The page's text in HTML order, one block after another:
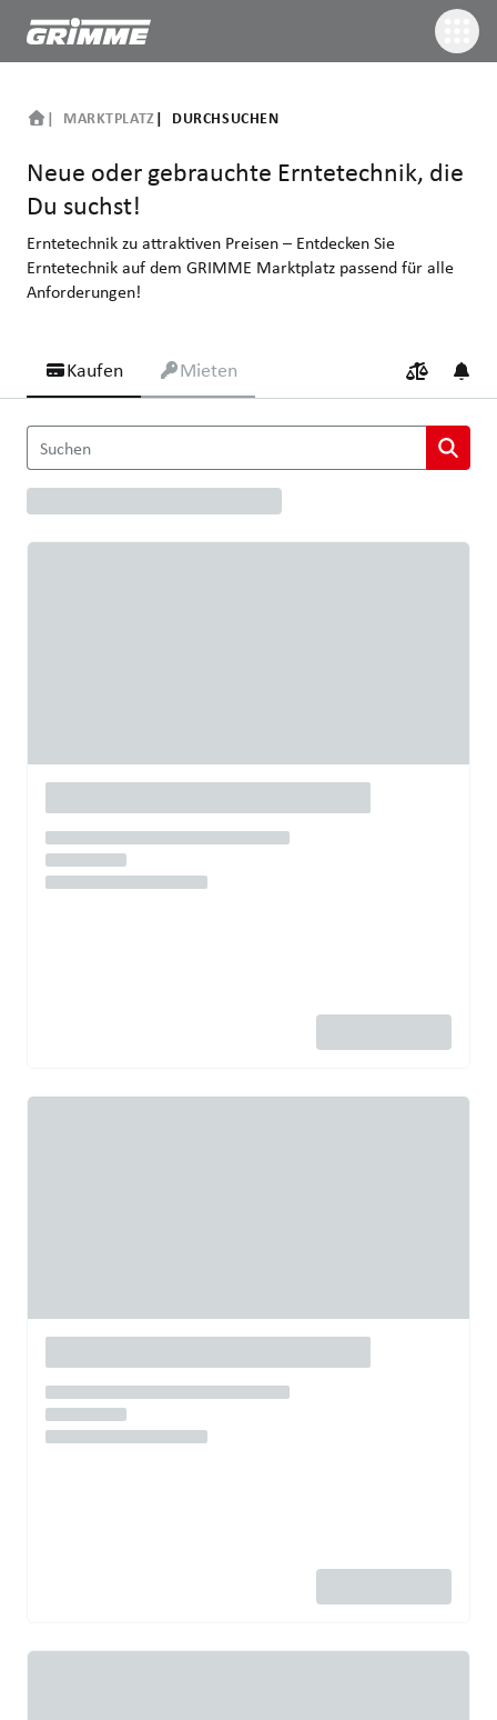
MARKTPLATZ DURCHSUCHEN
Neue oder gebrauchte Erntetechnik, die
Du suchst!
Erntetechnik zu attraktiven Preisen – Entdecken Sie
Erntetechnik auf dem GRIMME Marktplatz passend für alle
Anforderungen!
Kaufen Mieten
Neue oder gebrauchte Erntetechnik, die Du suchst!
Erntetechnik zu attraktiven Preisen – Entdecken Sie
Suchen